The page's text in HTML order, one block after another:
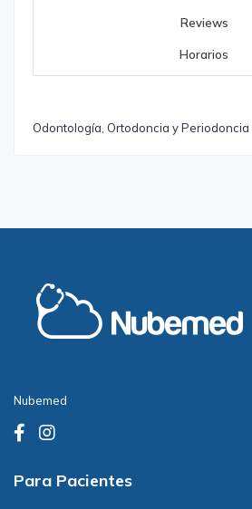
Reviews
Horarios
Odontología, Ortodoncia y Periodoncia
Nubemed
Para Pacientes